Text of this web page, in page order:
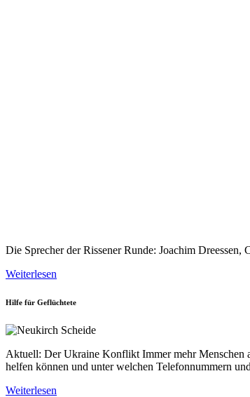
Die Sprecher der Rissener Runde: Joachim Dreessen,
Weiterlesen
Hilfe für Geflüchtete
Aktuell: Der Ukraine Konflikt Immer mehr Menschen
helfen können und unter welchen Telefonnummern
Weiterlesen